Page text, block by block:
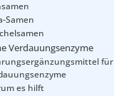
Samen
Verdauungsenzyme
für
es hilft